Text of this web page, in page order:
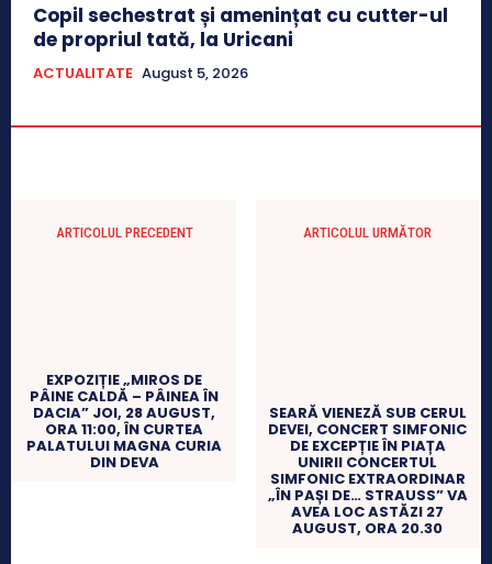
Copil sechestrat și amenințat cu cutter-ul
de propriul tată, la Uricani
ACTUALITATE August 5, 2026
ARTICOLUL PRECEDENT
EXPOZIȚIE „MIROS DE
PÂINE CALDĂ – PÂINEA ÎN
DACIA” JOI, 28 AUGUST,
ORA 11:00, ÎN CURTEA
PALATULUI MAGNA CURIA
DIN DEVA
ARTICOLUL URMĂTOR
SEARĂ VIENEZĂ SUB CERUL
DEVEI, CONCERT SIMFONIC
DE EXCEPȚIE ÎN PIAȚA
UNIRII CONCERTUL
SIMFONIC EXTRAORDINAR
„ÎN PAȘI DE… STRAUSS” VA
AVEA LOC ASTĂZI 27
AUGUST, ORA 20.30